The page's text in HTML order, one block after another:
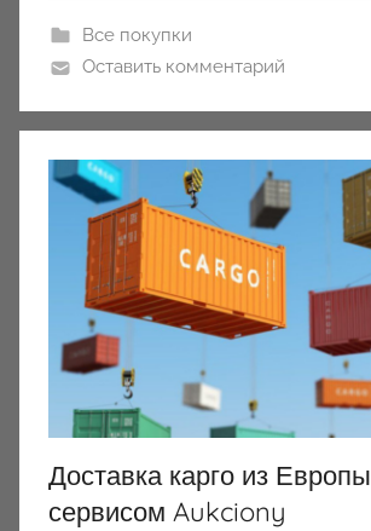
Все покупки
Оставить комментарий
Доставка карго из Европы
сервисом Aukciony